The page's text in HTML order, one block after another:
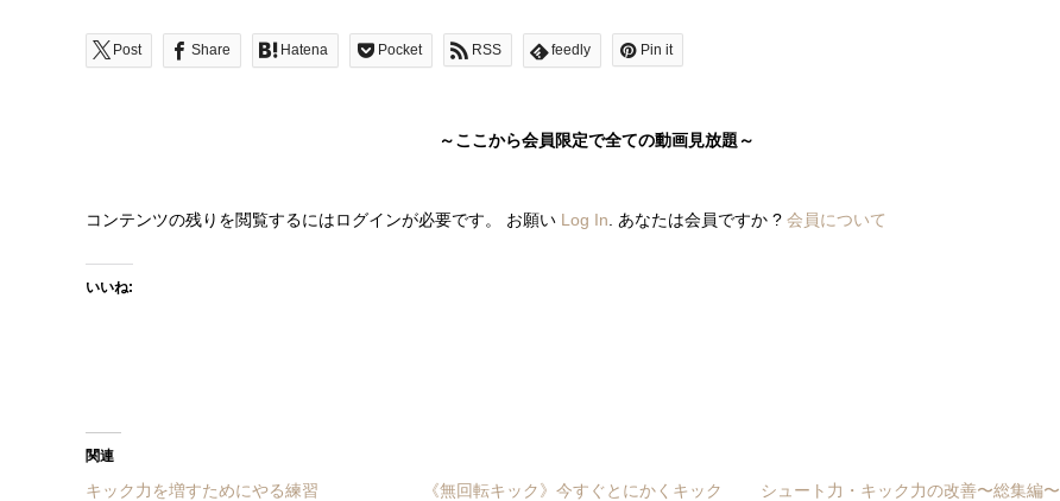
Post Share Hatena Pocket RSS feedly Pin it
～ここから会員限定で全ての動画見放題～
コンテンツの残りを閲覧するにはログインが必要です。 お願い Log In . あなたは会員ですか ? 会員について
いいね:
関連
キック力を増すためにやる練習
《無回転キック》今すぐとにかくキック
シュート力・キック力の改善〜総集編〜